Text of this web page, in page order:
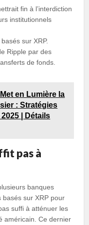
fin à l’interdiction
institutionnels
sur XRP.
Ripple par des
de fonds.
en Lumière la
: Stratégies
| Détails
pas à
banques
basés sur XRP pour
suffi à atténuer les
américain. Ce dernier